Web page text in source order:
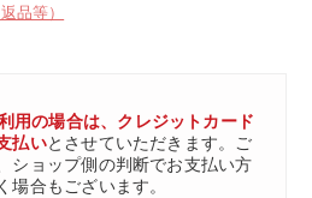
品等）
用の場合は、クレジットカード
払いとさせていただきます。ご
ショップ側の判断でお支払い方
場合もございます。